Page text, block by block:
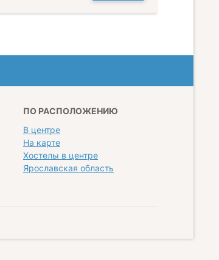
ПО РАСПОЛОЖЕНИЮ
В центре
На карте
Хостелы в центре
Ярославская область